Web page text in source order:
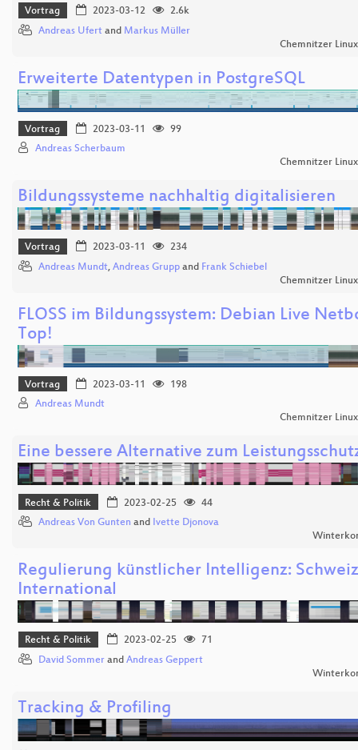
Vortrag 2023-03-12
2.6k
Andreas Ufert and Markus Müller
Chemnitzer
Erweiterte Datentypen in PostgreSQL
Vortrag 2023-03-11
99
Andreas Scherbaum
Chemnitzer
Bildungssysteme nachhaltig digitalisieren
Vortrag 2023-03-11
234
Andreas Mundt, Andreas Grupp and Frank Schiebel
Chemnitzer
FLOSS im Bildungssystem: Debian Live
Top!
Vortrag 2023-03-11
198
Andreas Mundt
Chemnitzer
Eine bessere Alternative zum
Recht & Politik 2023-02-25
44
Andreas Von Gunten and Ivette Djonova
Regulierung künstlicher Intelligenz:
International
Recht & Politik 2023-02-25
71
David Sommer and Andreas Geppert
Tracking & Profiling